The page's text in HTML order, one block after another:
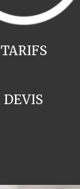
TARIFS
DEVIS